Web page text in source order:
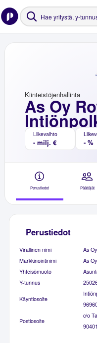
As Oy
Kiinteistöjenhallinta
Liikevaihto
- milj. € - %
Perustiedot Päättäjät
Perustiedot
Virallinen nimi
As
Markkinointinimi
As
Yhteisömuoto
Y-tunnus
Käyntiosoite
Postiosoite
c/o